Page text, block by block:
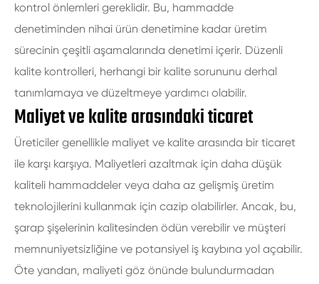
kontrol önlemleri gereklidir. Bu, hammadde
denetiminden nihai ürün denetimine kadar üretim
sürecinin çeşitli aşamalarında denetimi içerir. Düzenli
kalite kontrolleri, herhangi bir kalite sorununu derhal
tanımlamaya ve düzeltmeye yardımcı olabilir.
Maliyet ve kalite arasındaki ticaret
Üreticiler genellikle maliyet ve kalite arasında bir ticaret
ile karşı karşıya. Maliyetleri azaltmak için daha düşük
kaliteli hammaddeler veya daha az gelişmiş üretim
teknolojilerini kullanmak için cazip olabilirler. Ancak, bu,
şarap şişelerinin kalitesinden ödün verebilir ve müşteri
memnuniyetsizliğine ve potansiyel iş kaybına yol açabilir.
Öte yandan, maliyeti göz önünde bulundurmadan